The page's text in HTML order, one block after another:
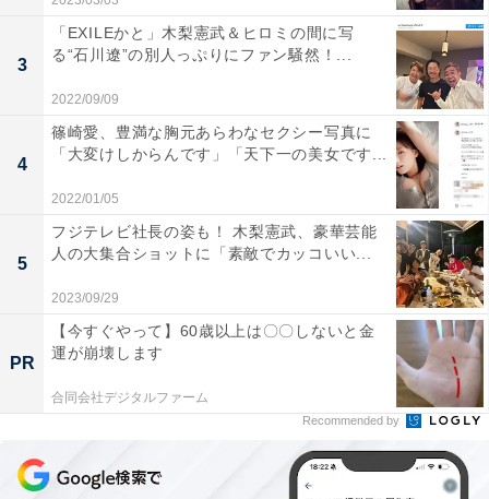
3
「EXILEかと」木梨憲武＆ヒロミの間に写
る“石川遼”の別人っぷりにファン騒然！...
2022/09/09
4
篠崎愛、豊満な胸元あらわなセクシー写真に
「大変けしからんです」「天下一の美女です...
2022/01/05
5
フジテレビ社長の姿も！ 木梨憲武、豪華芸能
人の大集合ショットに「素敵でカッコいい...
2023/09/29
PR
【今すぐやって】60歳以上は〇〇しないと金
運が崩壊します
合同会社デジタルファーム
Recommended by